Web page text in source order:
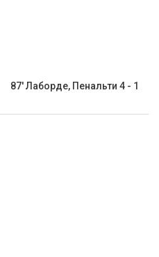
87' Лаборде, Пенальти 4 - 1